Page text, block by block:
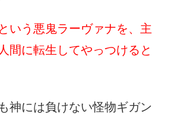
いう悪鬼ラーヴァナを、主
間に転生してやっつけると
神には負けない怪物ギガン